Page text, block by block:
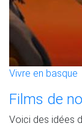
Vivre en basque
Films de
Voici des idées